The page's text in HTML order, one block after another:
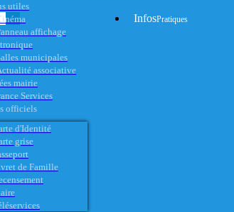
utiles
affichage
municipales
associative
InfosPratiques
mairie
Services
officiels
d'Identité
grise
de Famille